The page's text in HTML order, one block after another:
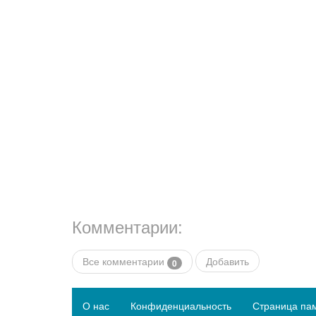
Комментарии:
Все комментарии 0 Добавить
О нас Конфиденциальность Страница